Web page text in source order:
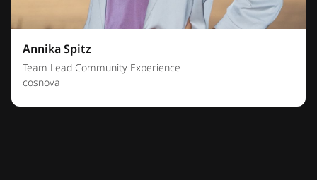
Annika Spitz
Team Lead Community Experience
cosnova